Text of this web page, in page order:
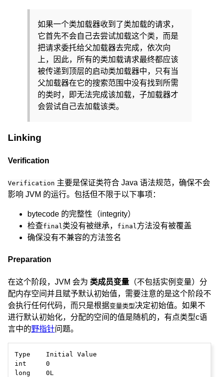
如果一个类加载器收到了类加载的请求，
它首先不会自己去尝试加载这个类，而是
把请求委托给父加载器去完成，依次向
上，因此，所有的类加载请求最终都应该
被传递到顶层的启动类加载器中，只有当
父加载器在它的搜索范围中没有找到所需
的类时，即无法完成该加载，子加载器才
会尝试自己去加载该类。
Linking
Verification
Verification 主要是保证类符合 Java 语法规范，确保不会
影响 JVM 的运行。包括但不限于以下事项：
bytecode 的完整性（integrity）
检查final类没有被继承， final方法没有被覆盖
确保没有不兼容的方法签名
Preparation
在这个阶段，JVM 会为 类成员变量 （不包括实例变量）分
配内存空间并且赋予默认初始值，需要注意的是这个阶段不
会执行任何代码，而只是根据变量类型决定初始值。如果不
进行默认初始化，分配的空间的值是随机的，有点类型c语
言中的野指针问题。
Type	Initial Value
int	0
long	0L